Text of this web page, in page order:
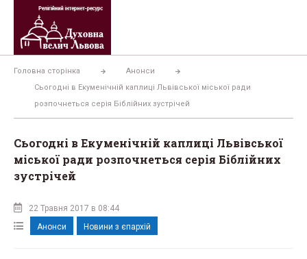
Перейти
вмісту
Головна сторінка
Анонси
Сьогодні в Екуменічній каплиці Львівської міської ради
розпочнеться серія Біблійних зустрічей
Сьогодні в Екуменічній каплиці Львівської
міської ради розпочнеться серія Біблійних
зустрічей
22 Травня 2017 в 08:44
Анонси
Новини з єпархій